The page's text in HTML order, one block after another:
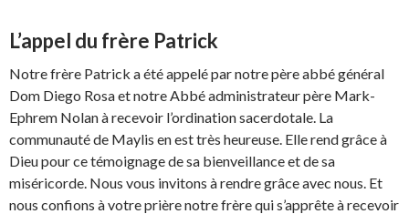
L’appel du frère Patrick
Notre frère Patrick a été appelé par notre père abbé général
Dom Diego Rosa et notre Abbé administrateur père Mark-
Ephrem Nolan à recevoir l’ordination sacerdotale. La
communauté de Maylis en est très heureuse. Elle rend grâce à
Dieu pour ce témoignage de sa bienveillance et de sa
miséricorde. Nous vous invitons à rendre grâce avec nous. Et
nous confions à votre prière notre frère qui s’apprête à recevoir